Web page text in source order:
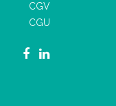
CGV
CGU